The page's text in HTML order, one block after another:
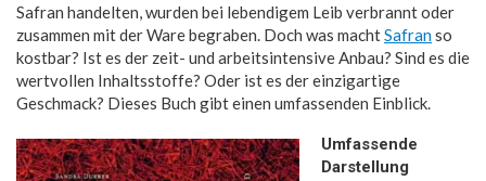
Safran handelten, wurden bei lebendigem Leib verbrannt oder
zusammen mit der Ware begraben. Doch was machtSafranso
kostbar? Ist es der zeit- und arbeitsintensive Anbau? Sind es die
wertvollen Inhaltsstoffe? Oder ist es der einzigartige
Geschmack? Dieses Buch gibt einen umfassenden Einblick.
Umfassende
Darstellung